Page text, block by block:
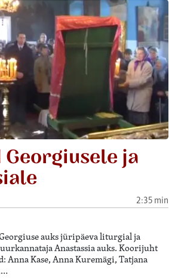
ja
2:35 min
auks jüripäeva liturgial ja
Anastassia auks. Koorijuht
Anna Kase, Anna Kuremägi, Tatjana